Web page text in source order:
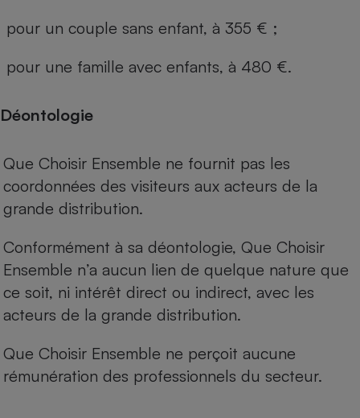
pour un couple sans enfant, à 355 € ;
pour une famille avec enfants, à 480 €.
Déontologie
Que Choisir Ensemble ne fournit pas les
coordonnées des visiteurs aux acteurs de la
grande distribution.
Conformément à sa déontologie, Que Choisir
Ensemble n’a aucun lien de quelque nature que
ce soit, ni intérêt direct ou indirect, avec les
acteurs de la grande distribution.
Que Choisir Ensemble ne perçoit aucune
rémunération des professionnels du secteur.